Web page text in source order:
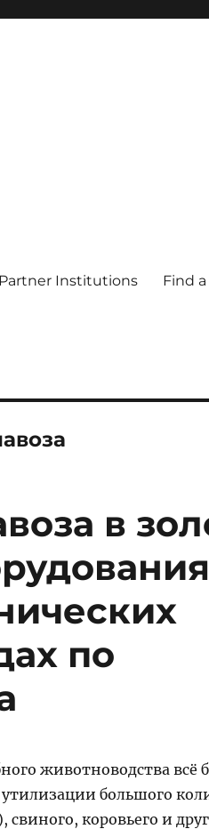
Partner Institutions Find a
в
по
животноводства всё
большого
коровьего и